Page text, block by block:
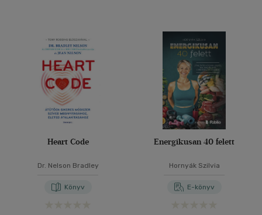
Heart Code
Dr. Nelson Bradley
Könyv
Energikusan 40 felett
Hornyák Szilvia
E-könyv